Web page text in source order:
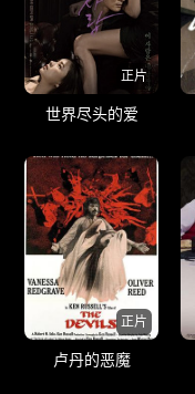
正片
世界尽头的爱
正片
卢丹的恶魔